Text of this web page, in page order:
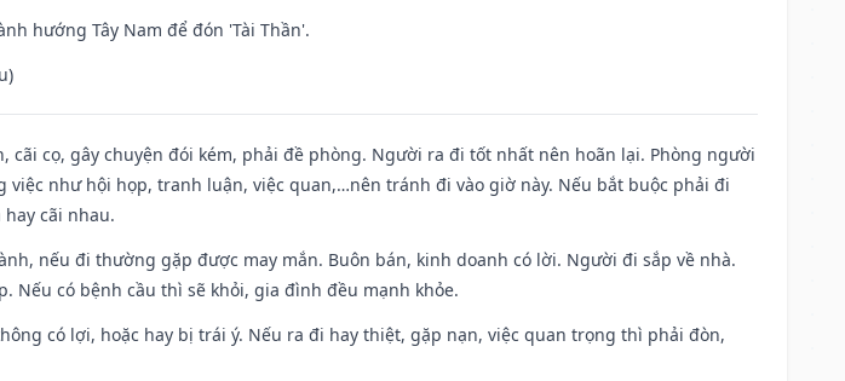
hướng Tây Nam để đón 'Tài Thần'.
cãi cọ, gây chuyện đói kém, phải đề phòng. Người ra đi tốt nhất nên hoãn lại. Phòng người
như hội họp, tranh luận, việc quan,…nên tránh đi vào giờ này. Nếu bắt buộc phải đi
cãi nhau.
nếu đi thường gặp được may mắn. Buôn bán, kinh doanh có lời. Người đi sắp về nhà.
Nếu có bệnh cầu thì sẽ khỏi, gia đình đều mạnh khỏe.
có lợi, hoặc hay bị trái ý. Nếu ra đi hay thiệt, gặp nạn, việc quan trọng thì phải đòn,